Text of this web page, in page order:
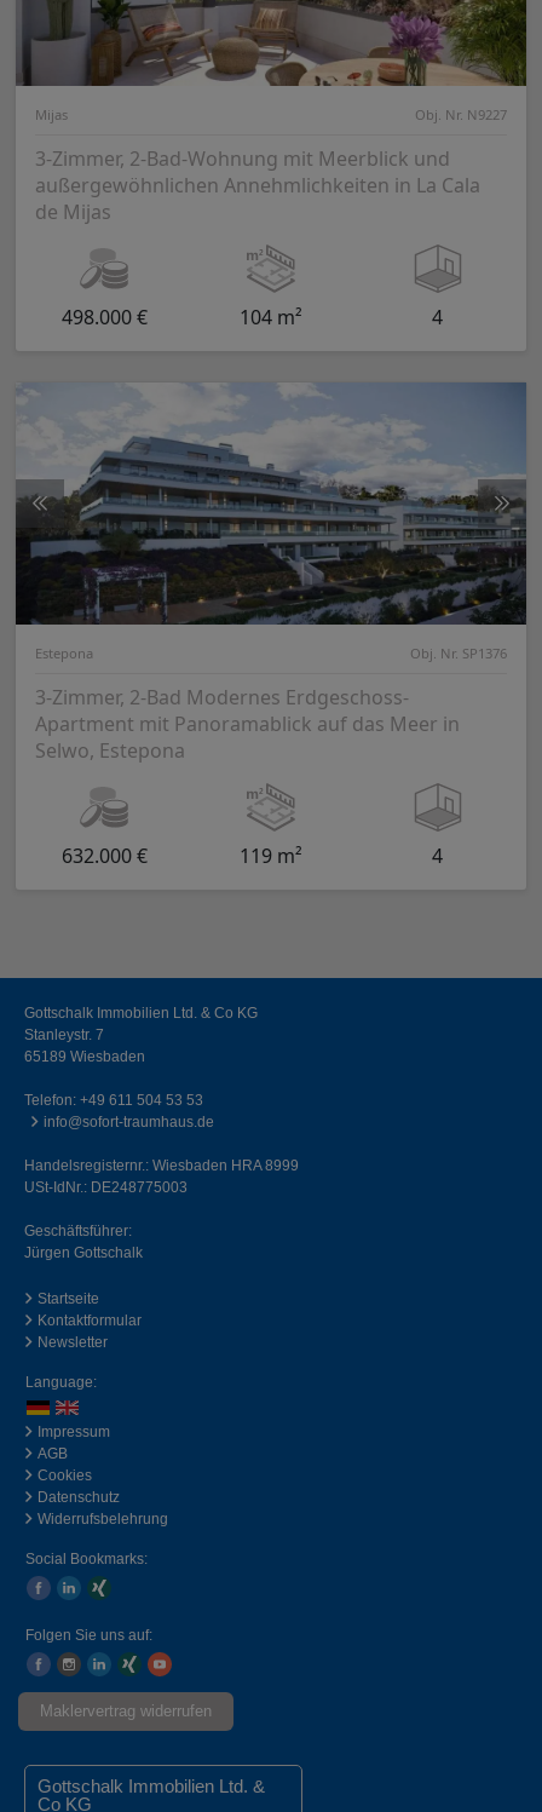
Mijas Obj. Nr. N9227
3-Zimmer, 2-Bad-Wohnung mit Meerblick und
außergewöhnlichen Annehmlichkeiten in La Cala
de Mijas
498.000 € 104 m² 4
Estepona Obj. Nr. SP1376
3-Zimmer, 2-Bad Modernes Erdgeschoss-
Apartment mit Panoramablick auf das Meer in
Selwo, Estepona
632.000 € 119 m² 4
Gottschalk Immobilien Ltd. & Co KG
Stanleystr. 7
65189 Wiesbaden
Telefon: +49 611 504 53 53
info@sofort-traumhaus.de
Handelsregisternr.: Wiesbaden HRA 8999
USt-IdNr.: DE248775003
Geschäftsführer:
Jürgen Gottschalk
Startseite
Kontaktformular
Newsletter
Language:
Impressum
AGB
Cookies
Datenschutz
Widerrufsbelehrung
Social Bookmarks:
Folgen Sie uns auf:
Maklervertrag widerrufen
Gottschalk Immobilien Ltd. &
Co KG